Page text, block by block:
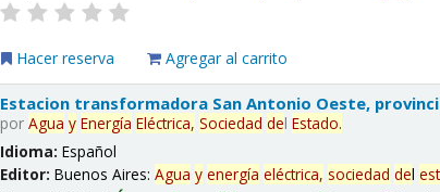
Hacer reserva Agregar al carrito
Estacion transformadora San Antonio Oeste,
porAgua y Energía Eléctrica, Sociedad delEstado.
Idioma:Español
Editor:Buenos Aires:Agua y energía eléctrica, sociedad del